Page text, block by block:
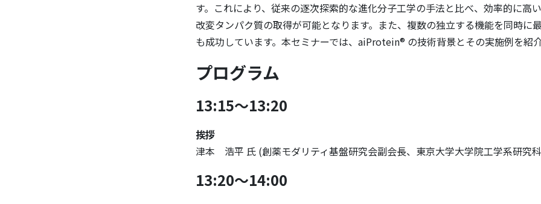
す。これにより、従来の逐次探索的な進化分子工学の手法と比べ、効率的に高
改変タンパク質の取得が可能となります。また、複数の独立する機能を同時に
も成功しています。本セミナーでは、aiProtein® の技術背景とその実施例を紹介
プログラム
13:15～13:20
挨拶
津本 浩平 氏 (創薬モダリティ基盤研究会副会長、東京大学大学院工学系研究科
13:20～14:00